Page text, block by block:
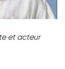
et acteur